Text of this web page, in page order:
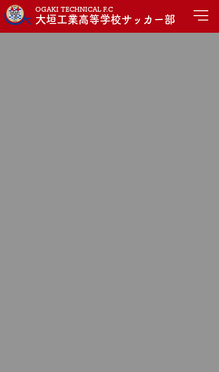
OGAKI TECHNICAL F.C
大垣工業高等学校サッカー部